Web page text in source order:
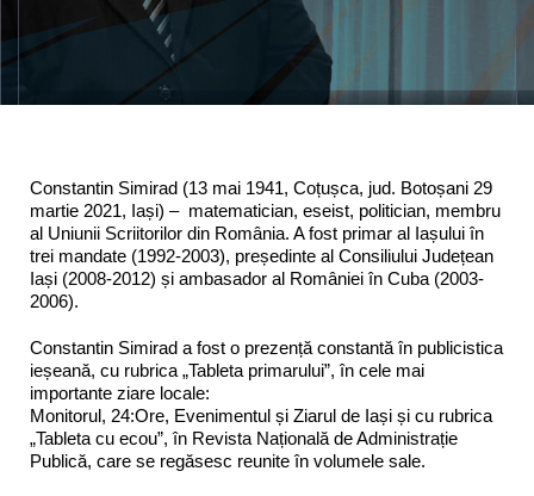
Constantin Simirad (13 mai 1941, Coțușca, jud. Botoșani 29
martie 2021, Iași) – matematician, eseist, politician, membru
al Uniunii Scriitorilor din România. A fost primar al Iașului în
trei mandate (1992-2003), președinte al Consiliului Județean
Iași (2008-2012) și ambasador al României în Cuba (2003-
2006).
Constantin Simirad a fost o prezență constantă în publicistica
ieșeană, cu rubrica „Tableta primarului”, în cele mai
importante ziare locale:
Monitorul, 24:Ore, Evenimentul și Ziarul de Iași și cu rubrica
„Tableta cu ecou”, în Revista Națională de Administrație
Publică, care se regăsesc reunite în volumele sale.